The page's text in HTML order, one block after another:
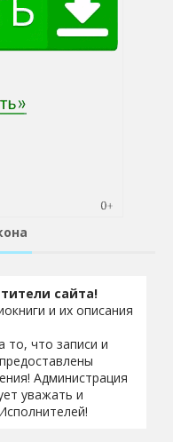
сайта!
и их описания
что записи и
Администрация
уважать и